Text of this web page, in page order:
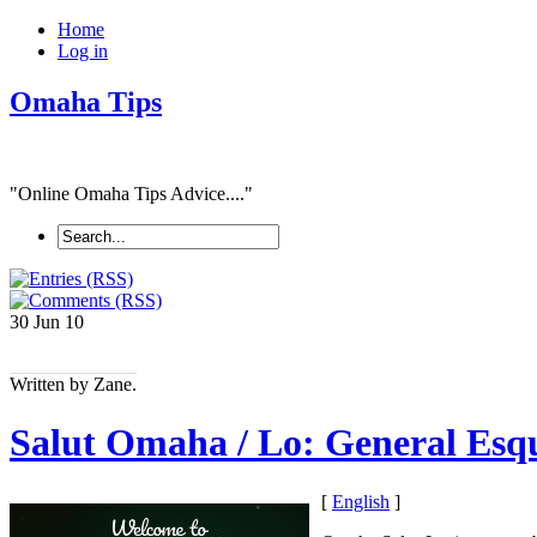
Home
Log in
Omaha Tips
"Online Omaha Tips Advice...."
30 Jun 10
Written by Zane.
Salut Omaha / Lo: General
[ English ]